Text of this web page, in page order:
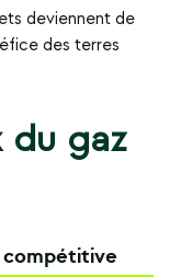
deviennent de
des terres
gaz
compétitive